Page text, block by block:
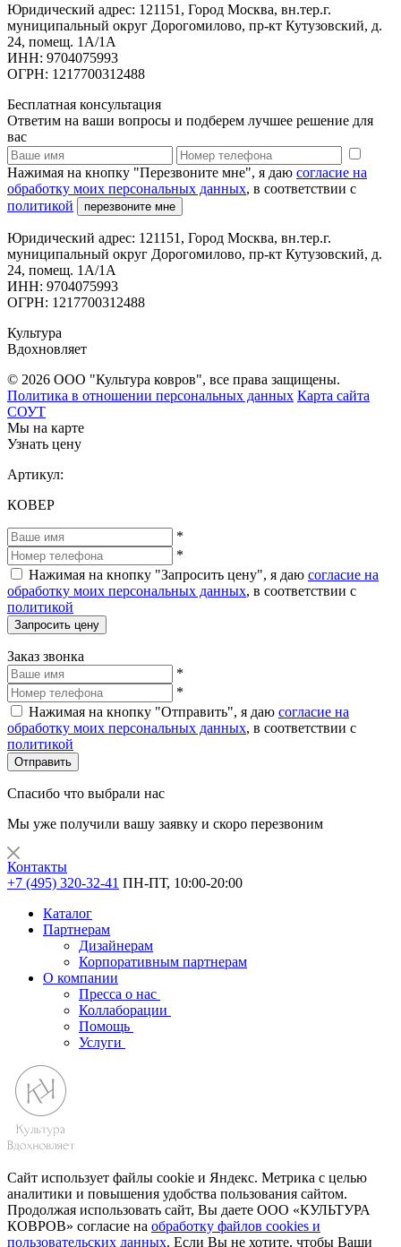
Юридический адрес: 121151, Город Москва, вн.тер.г.
муниципальный округ Дорогомилово, пр-кт Кутузовский, д.
24, помещ. 1А/1А
ИНН: 9704075993
ОГРН: 1217700312488
Бесплатная консультация
Ответим на ваши вопросы и подберем лучшее решение для
вас
Нажимая на кнопку "Перезвоните мне", я даю согласие на
обработку моих персональных данных, в соответствии с
политикой
перезвоните мне
Юридический адрес: 121151, Город Москва, вн.тер.г.
муниципальный округ Дорогомилово, пр-кт Кутузовский, д.
24, помещ. 1А/1А
ИНН: 9704075993
ОГРН: 1217700312488
Культура
Вдохновляет
© 2026 ООО "Культура ковров", все права защищены.
Политика в отношении персональных данных Карта сайта
СОУТ
Мы на карте
Узнать цену
Артикул:
КОВЕР
*
*
Нажимая на кнопку "Запросить цену", я даю согласие на
обработку моих персональных данных, в соответствии с
политикой
Запросить цену
Заказ звонка
*
*
Нажимая на кнопку "Отправить", я даю согласие на
обработку моих персональных данных, в соответствии с
политикой
Отправить
Спасибо что выбрали нас
Мы уже получили вашу заявку и скоро перезвоним
Контакты
+7 (495) 320-32-41 ПН-ПТ, 10:00-20:00
Каталог
Партнерам
Дизайнерам
Корпоративным партнерам
О компании
Пресса о нас
Коллаборации
Помощь
Услуги
Сайт использует файлы cookie и Яндекс. Метрика с целью
аналитики и повышения удобства пользования сайтом.
Продолжая использовать сайт, Вы даете ООО «КУЛЬТУРА
КОВРОВ» согласие на обработку файлов cookies и
пользовательских данных. Если Вы не хотите, чтобы Ваши